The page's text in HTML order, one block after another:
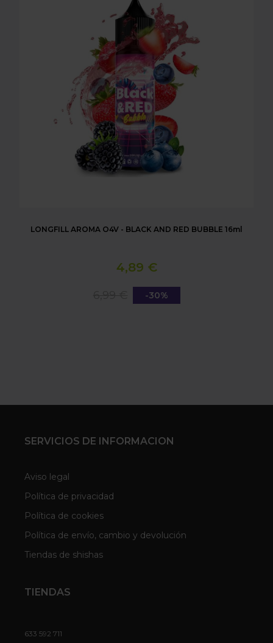
LONGFILL AROMA O4V - BLACK AND RED BUBBLE 16ml
4,89 €
-30%
SERVICIOS DE INFORMACION
Aviso legal
Política de privacidad
Política de cookies
Política de envío, cambio y devolución
Tiendas de shishas
TIENDAS
633 592 711